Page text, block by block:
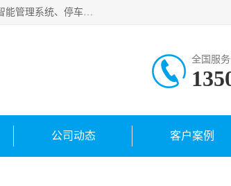
广州百灵智能科技有限公司是一家专业从事车牌识别系统、人脸识别人行通道、安防监控交通设施、停车场智能管理系统、停车场云平台、车牌识别一体机、自动道闸、通道设备、交通设施及交通划线等产品研发、生产和销售的高新技术企业。
全国服
公司动态 客户案例